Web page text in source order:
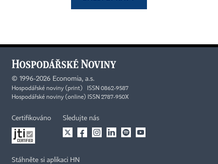
© 1996-2026 Economia, a.s.
Hospodářské noviny (print) ISSN 0862-9587
Hospodářské noviny (online) ISSN 2787-950X
Certifikováno Sledujte nás
Stáhněte si aplikaci HN